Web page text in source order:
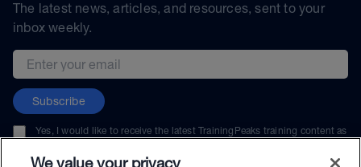
The latest news, articles, and resources, sent to your
inbox weekly.
Email address
Subscribe
Yes, I would like to receive the latest TrainingPeaks training content as
unsubscribe at any time.
We value your privacy